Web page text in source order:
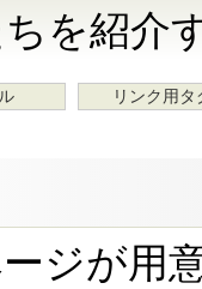
を紹介
リンク用タ
ジが用